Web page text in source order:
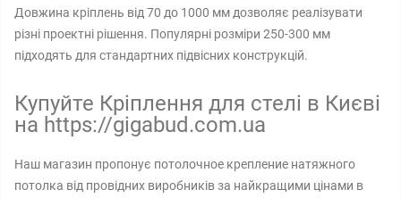
Довжина кріплень від 70 до 1000 мм дозволяє реалізувати
різні проектні рішення. Популярні розміри 250-300 мм
підходять для стандартних підвісних конструкцій.
Купуйте Кріплення для стелі в Києві
на https://gigabud.com.ua
Наш магазин пропонує потолочное крепление натяжного
потолка від провідних виробників за найкращими цінами в